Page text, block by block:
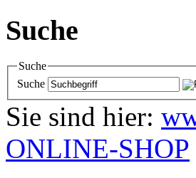
Suche
Suche
Suche
Sie sind hier:
ONLINE-SHOP